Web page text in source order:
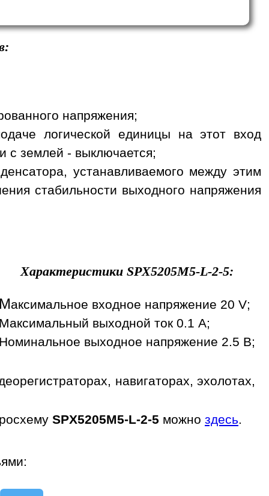
напряжения;
логической единицы на этот вход
с землей - выключается;
устанавливаемого между этим
стабильности выходного напряжения
Характеристики SPX5205M5-L-2-5:
Максимальное входное напряжение 20 V;
Максимальный выходной ток 0.1 A;
Номинальное выходное напряжение 2.5 В;
навигаторах, эхолотах,
SPX5205M5-L-2-5 можно здесь.